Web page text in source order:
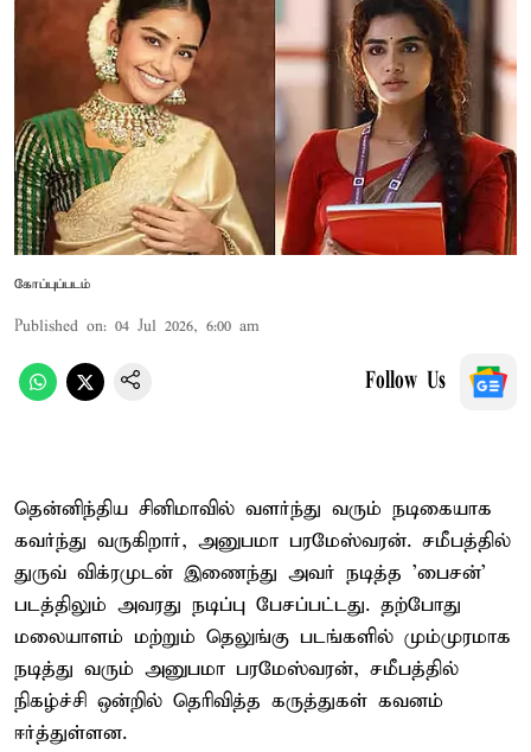
கோப்புப்படம்
Published on: 04 Jul 2026, 6:00 am
Follow Us
தென்னிந்திய சினிமாவில் வளர்ந்து வரும் நடிகையாக
கவர்ந்து வருகிறார், அனுபமா பரமேஸ்வரன். சமீபத்தில்
துருவ் விக்ரமுடன் இணைந்து அவர் நடித்த 'பைசன்'
படத்திலும் அவரது நடிப்பு பேசப்பட்டது. தற்போது
மலையாளம் மற்றும் தெலுங்கு படங்களில் மும்முரமாக
நடித்து வரும் அனுபமா பரமேஸ்வரன், சமீபத்தில்
நிகழ்ச்சி ஒன்றில் தெரிவித்த கருத்துகள் கவனம்
ஈர்த்துள்ளன.